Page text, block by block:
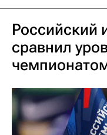
Российский
сравнил